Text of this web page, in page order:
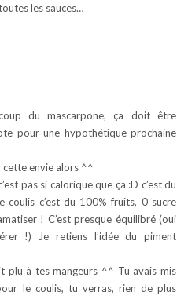
les sauces…
du mascarpone, ça doit être
pour une hypothétique prochaine
cette envie alors ^^
pas si calorique que ça :D c’est du
c’est du 100% fruits, 0 sucre
! C’est presque équilibré (oui
!) Je retiens l’idée du piment
plu à tes mangeurs ^^ Tu avais mis
le coulis, tu verras, rien de plus